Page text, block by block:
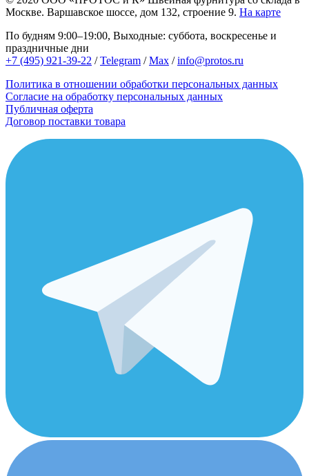
Москве. Варшавское шоссе, дом 132, строение 9. На карте
По будням 9:00–19:00, Выходные: суббота, воскресенье и
праздничные дни
+7 (495) 921-39-22 /Telegram /Max /info@protos.ru
Политика в отношении обработки персональных данных
Согласие на обработку персональных данных
Публичная оферта
Договор поставки товара